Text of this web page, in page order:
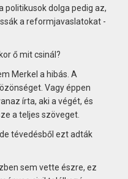
politikusok dolga pedig az,
a reformjavaslatokat -
ő mit csinál?
Merkel a hibás. A
Vagy éppen
írta, aki a végét, és
a teljes szöveget.
tévedésből ezt adták
sem vette észre, ez